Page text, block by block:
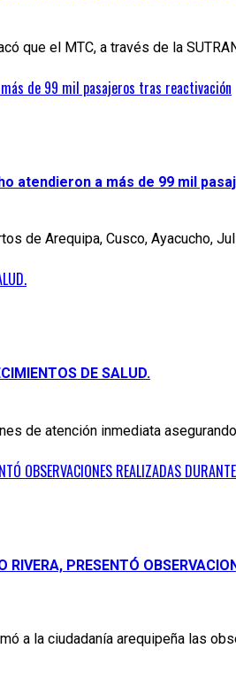
que el MTC, a través de la
de 99 mil pasajeros tras reactivación
atendieron a más de 99 mil
de Arequipa, Cusco, Ayacucho,
DE SALUD.
de atención inmediata
OBSERVACIONES REALIZADAS
PRESENTÓ
a la ciudadanía arequipeña las